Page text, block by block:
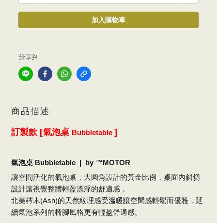
加入購物車
分享到
商品描述
訂製款 [氣泡桌 Bubbletable ]
氣泡桌 Bubbletable | by ™MOTOR
讓空間活化的氣泡桌，大圓角設計的黃金比例，桌面內斜切
設計讓視覺整體輕盈漂浮的舒適感，
北美梣木(Ash)的天然紋理感受溫暖讓空間感輕鬆而優雅，延
續氣泡系列的椅腳風格更有輕盈舒適感。